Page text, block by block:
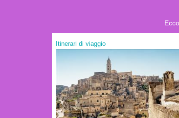
Itinerari di viaggio